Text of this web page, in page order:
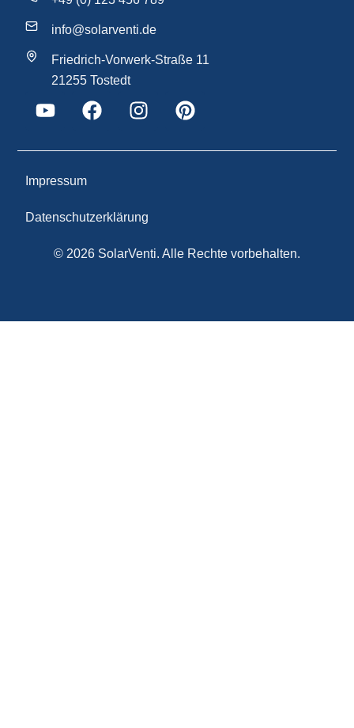
info@solarventi.de
Friedrich-Vorwerk-Straße 11
21255 Tostedt
© 2026 SolarVenti. Alle Rechte vorbehalten.
Impressum
Datenschutzerklärung